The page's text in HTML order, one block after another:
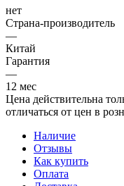
нет
Страна-производитель
—
Китай
Гарантия
—
12 мес
Цена действительна
отличаться от цен в
Наличие
Отзывы
Как купить
Оплата